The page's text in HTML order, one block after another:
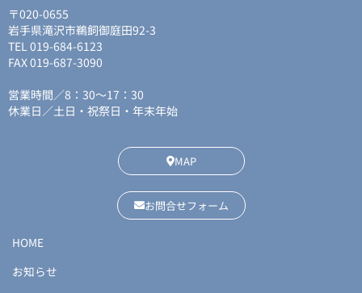
〒020-0655
岩手県滝沢市鵜飼御庭田92-3
TEL 019-684-6123
FAX 019-687-3090
営業時間／8：30〜17：30
休業日／土日・祝祭日・年末年始
MAP
お問合せフォーム
HOME
お知らせ